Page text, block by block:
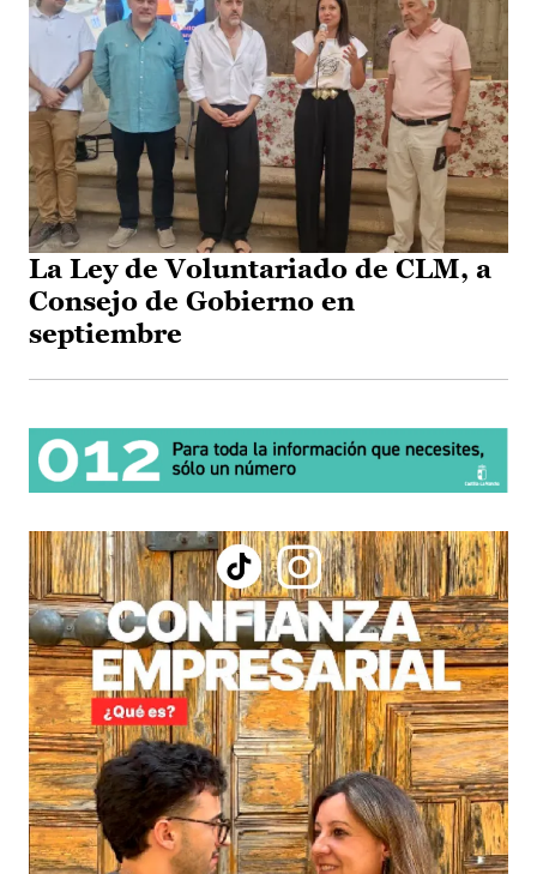
La Ley de Voluntariado de CLM, a
Consejo de Gobierno en
septiembre